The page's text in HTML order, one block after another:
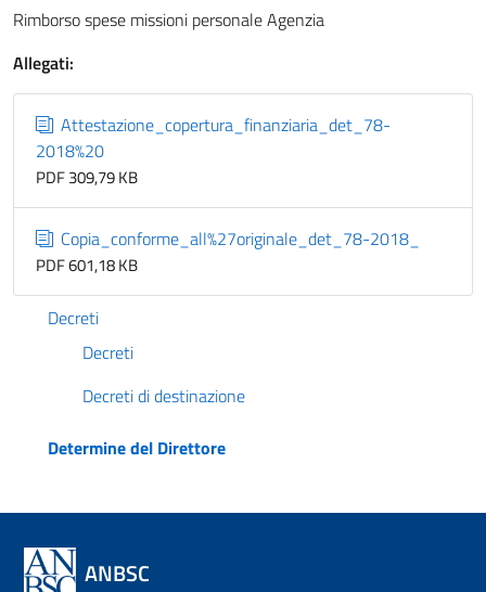
Rimborso spese missioni personale Agenzia
Allegati:
Attestazione_copertura_finanziaria_det_78-
2018%20
PDF 309,79 KB
Copia_conforme_all%27originale_det_78-2018_
PDF 601,18 KB
Decreti
Decreti
Decreti di destinazione
Determine del Direttore
ANBSC